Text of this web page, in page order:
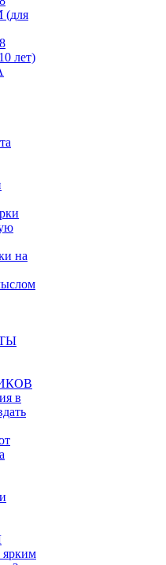
лет)
на
в
ярким